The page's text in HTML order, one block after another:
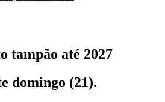
tampão até 2027
domingo (21).